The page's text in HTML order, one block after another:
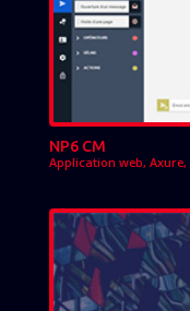
NP6 CM
Application web, Axure,